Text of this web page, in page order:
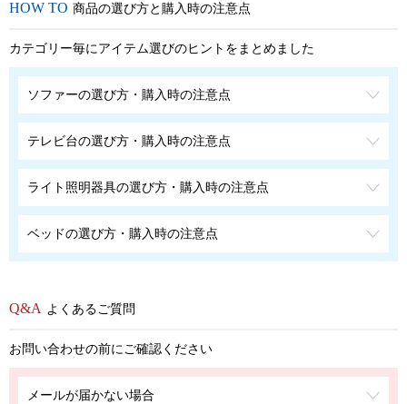
商品の選び方と購入時の注意点
カテゴリー毎にアイテム選びのヒントをまとめました
ソファーの選び方・購入時の注意点
テレビ台の選び方・購入時の注意点
ライト照明器具の選び方・購入時の注意点
ベッドの選び方・購入時の注意点
よくあるご質問
お問い合わせの前にご確認ください
メールが届かない場合